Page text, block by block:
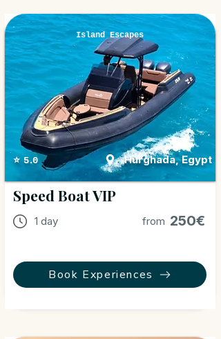
⭐ 5.0
Island Escapes
Hurghada, Egypt
Speed Boat VIP
1 day from 250€
Book Experiences